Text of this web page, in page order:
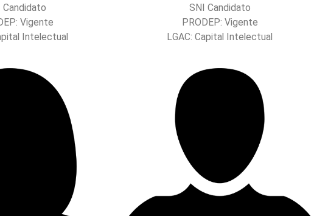
Candidato
Vigente
Intelectual
SNI Candidato
PRODEP: Vigente
LGAC: Capital Intelectual